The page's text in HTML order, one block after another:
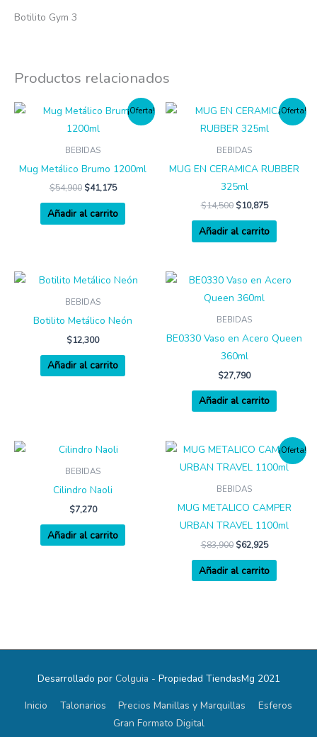
Botilito Gym 3
Productos relacionados
¡Oferta!
BEBIDAS
Mug Metálico Brumo 1200ml
$54,900 $41,175
Añadir al carrito
¡Oferta!
BEBIDAS
MUG EN CERAMICA RUBBER
325ml
$14,500 $10,875
Añadir al carrito
BEBIDAS
Botilito Metálico Neón
$12,300
Añadir al carrito
BEBIDAS
BE0330 Vaso en Acero Queen
360ml
$27,790
Añadir al carrito
BEBIDAS
Cilindro Naoli
$7,270
Añadir al carrito
¡Oferta!
BEBIDAS
MUG METALICO CAMPER
URBAN TRAVEL 1100ml
$83,900 $62,925
Añadir al carrito
Desarrollado por Colguia - Propiedad TiendasMg 2021
Inicio Talonarios Precios Manillas y Marquillas
Esferos
Gran Formato Digital